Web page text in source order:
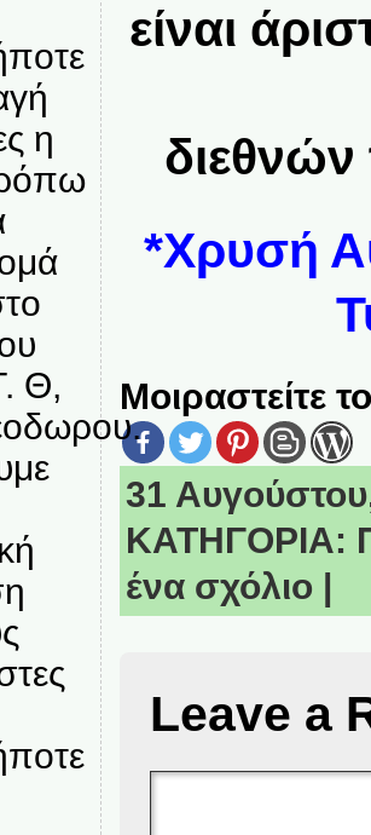
η
Θ,
είναι
*Χρυσή
Μοιραστείτε
31
ΚΑΤΗΓΟΡΙΑ:
ένα σχόλιο |
Leave a